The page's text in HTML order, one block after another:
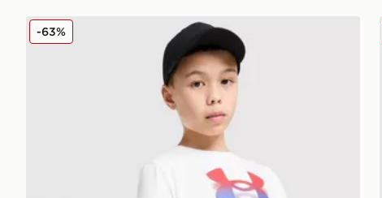
Under Armour Maglia Logo Blur Junior
-63%